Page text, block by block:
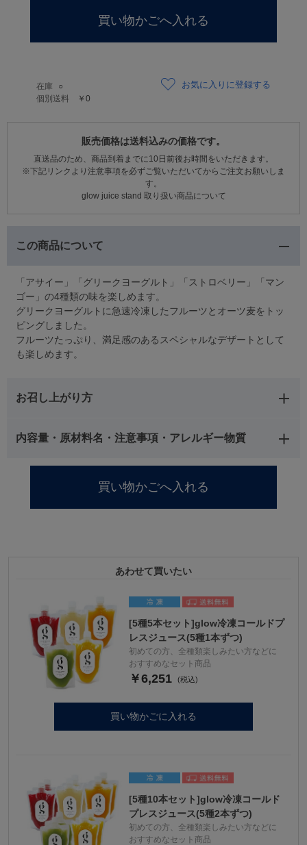
個別送料 ￥0
在庫 ○ お気に入りに登録する
販売価格は送料込みの価格です。
直送品のため、商品到着までに10日前後お時間をいただきます。
※下記リンクより注意事項を必ずご覧いただいてからご注文お願いしま
す。
glow juice stand 取り扱い商品について
この商品について
「アサイー」「グリークヨーグルト」「ストロベリー」「マン
ゴー」の4種類の味を楽しめます。
グリークヨーグルトに急速冷凍したフルーツとオーツ麦をトッ
ピングしました。
フルーツたっぷり、満足感のあるスペシャルなデザートとして
も楽しめます。
お召し上がり方
内容量・原材料名・注意事項・アレルギー物質
あわせて買いたい
[5種5本セット]glow冷凍コールドプ
レスジュース(5種1本ずつ)
初めての方、全種類楽しみたい方などに
おすすめなセット商品
￥6,251
買い物かごに入れる
[5種10本セット]glow冷凍コールド
プレスジュース(5種2本ずつ)
初めての方、全種類楽しみたい方などに
おすすめなセット商品